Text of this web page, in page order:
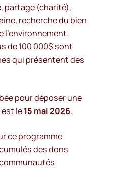
partage (charité),
recherche du bien
l’environnement.
de 100 000$ sont
qui présentent des
pour déposer une
le15 mai 2026.
ce programme
des dons